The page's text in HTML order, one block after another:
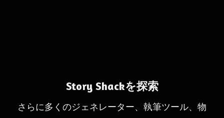
Story Shackを探索
さらに多くのジェネレーター、執筆ツール、物